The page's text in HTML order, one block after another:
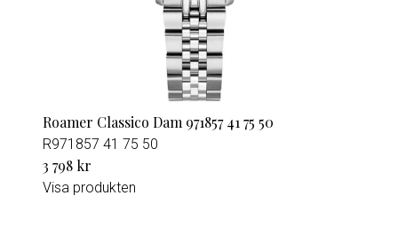
Roamer Classico Dam 971857 41 75 50
R971857 41 75 50
3 798 kr
Visa produkten